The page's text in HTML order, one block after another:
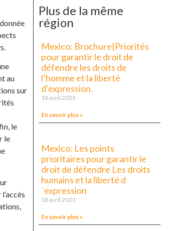
au
sur
le
le
Plus de la même
région
Mexico: Brochure|Priorités
pour garantir le droit de
défendre les droits de
l’homme et la liberté
d’expression.
18 avril 2023
En savoir plus »
Mexico: Les points
prioritaires pour garantir le
droit de défendre Les droits
humains et la liberté d
´expression
18 avril 2023
En savoir plus »